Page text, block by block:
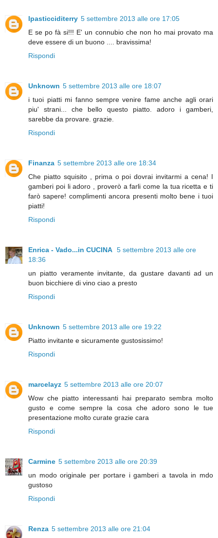
Ipasticciditerry 5 settembre 2013 alle ore 17:05
E se po fà si!!! E' un connubio che non ho mai provato ma
deve essere di un buono .... bravissima!
Rispondi
Unknown 5 settembre 2013 alle ore 18:07
i tuoi piatti mi fanno sempre venire fame anche agli orari
piu' strani... che bello questo piatto. adoro i gamberi,
sarebbe da provare. grazie.
Rispondi
Finanza 5 settembre 2013 alle ore 18:34
Che piatto squisito , prima o poi dovrai invitarmi a cena! I
gamberi poi li adoro , proverò a farli come la tua ricetta e ti
farò sapere! complimenti ancora presenti molto bene i tuoi
piatti!
Rispondi
Enrica - Vado...in CUCINA 5 settembre 2013 alle ore
18:36
un piatto veramente invitante, da gustare davanti ad un
buon bicchiere di vino ciao a presto
Rispondi
Unknown 5 settembre 2013 alle ore 19:22
Piatto invitante e sicuramente gustosissimo!
Rispondi
marcelayz 5 settembre 2013 alle ore 20:07
Wow che piatto interessanti hai preparato sembra molto
gusto e come sempre la cosa che adoro sono le tue
presentazione molto curate grazie cara
Rispondi
Carmine 5 settembre 2013 alle ore 20:39
un modo originale per portare i gamberi a tavola in mdo
gustoso
Rispondi
Renza 5 settembre 2013 alle ore 21:04